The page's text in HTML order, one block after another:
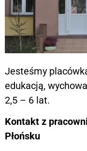
Jesteśmy
edukacją,
2,5 – 6 lat.
Kontakt z
Płońsku